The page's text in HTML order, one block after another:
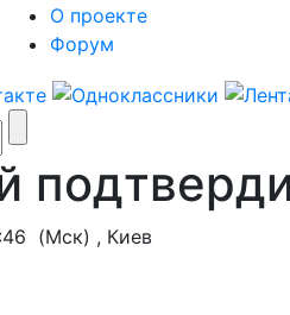
О проекте
Форум
(Мск) , Киев